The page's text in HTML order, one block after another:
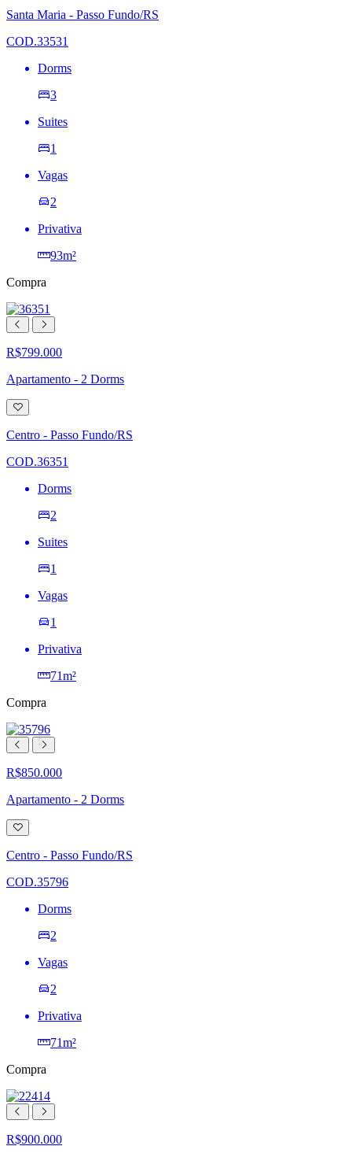
lista
de
Santa Maria - Passo Fundo/RS
COD.33531
Dorms
3
Suites
1
Vagas
2
Privativa
93m²
Compra
R$799.000
Apartamento - 2 Dorms
Adicionar
à
lista
de
Centro - Passo Fundo/RS
COD.36351
Dorms
2
Suites
1
Vagas
1
Privativa
71m²
Compra
R$850.000
Apartamento - 2 Dorms
Adicionar
à
lista
de
Centro - Passo Fundo/RS
COD.35796
Dorms
2
Vagas
2
Privativa
71m²
Compra
R$900.000